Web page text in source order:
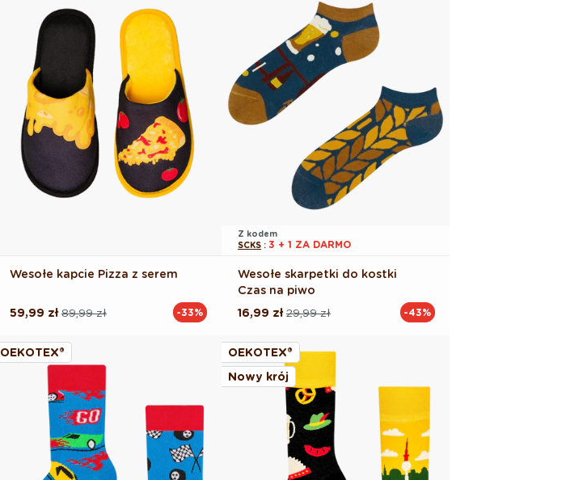
Wesołe kapcie Pizza z serem
Cena
89,99 zł
Cena
59,99 zł -33%
Z kodem
SCKS : 3 + 1 ZA DARMO
Wesołe skarpetki do kostki
Czas na piwo
Cena
29,99 zł
Cena
16,99 zł -43%
OEKOTEX®
OEKOTEX®
Nowy krój